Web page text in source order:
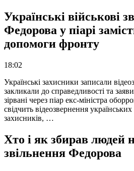
Українські військові
Федорова у піарі
допомоги фронту
18:02
Українські захисники записали
закликали до справедливості та
зірвані через піар екс-міністра
свідчить відеозвернення
захисників, …
Хто і як збирав людей
звільнення Федорова